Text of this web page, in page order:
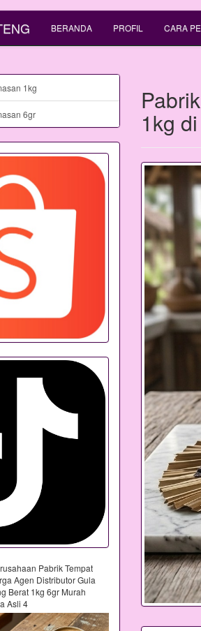
BERANDA PROFIL CARA
1kg
1kg
6gr